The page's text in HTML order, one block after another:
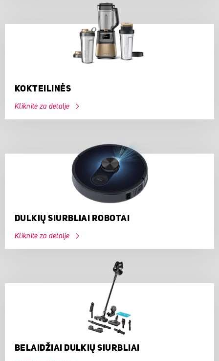
KOKTEILINĖS
Kliknite za detalje
DULKIŲ SIURBLIAI ROBOTAI
Kliknite za detalje
BELAIDŽIAI DULKIŲ SIURBLIAI